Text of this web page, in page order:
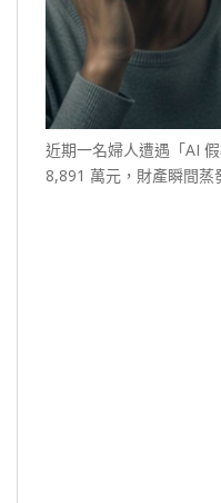
近期一名婦人遭遇「AI
8,891 萬元，財產瞬間蒸